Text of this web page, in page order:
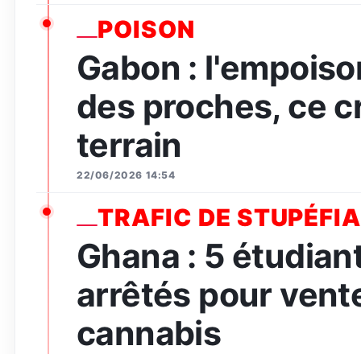
POISON
Gabon :
des proches, ce
terrain
22/06/2026 14:54
TRAFIC DE
Ghana : 5
arrêtés pour
cannabis